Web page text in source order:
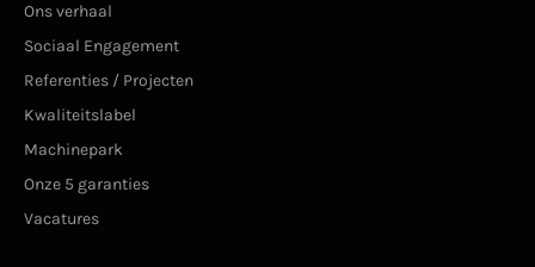
Ons verhaal
Sociaal Engagement
Referenties / Projecten
Kwaliteitslabel
Machinepark
Onze 5 garanties
Vacatures